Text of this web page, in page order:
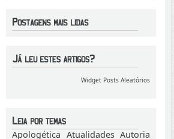
Widget Posts Aleatórios
Apologética Atualidades Autoria